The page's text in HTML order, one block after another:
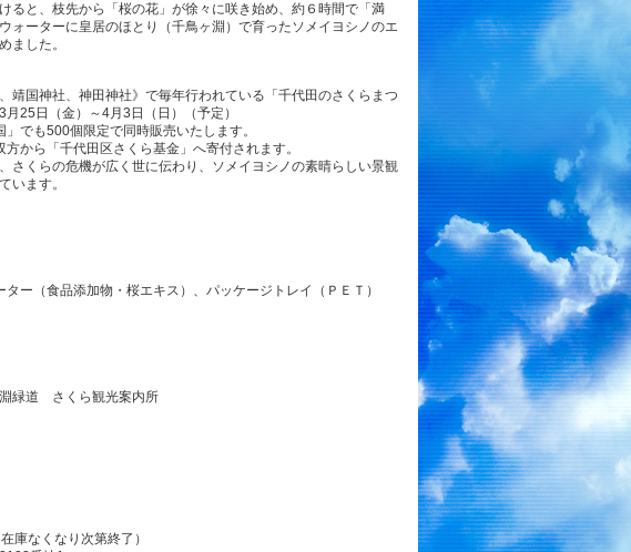
ると、枝先から「桜の花」が徐々に咲き始め、約６時間で「満
ォーターに皇居のほとり（千鳥ヶ淵）で育ったソメイヨシノのエ
ました。
靖国神社、神田神社》で毎年行われている「千代田のさくらまつ
25日（金）～4月3日（日）（予定）
でも500個限定で同時販売いたします。
から「千代田区さくら基金」へ寄付されます。
さくらの危機が広く世に伝わり、ソメイヨシノの素晴らしい景観
います。
ー（食品添加物・桜エキス）、パッケージトレイ（ＰＥＴ）
緑道 さくら観光案内所
なくなり次第終了）